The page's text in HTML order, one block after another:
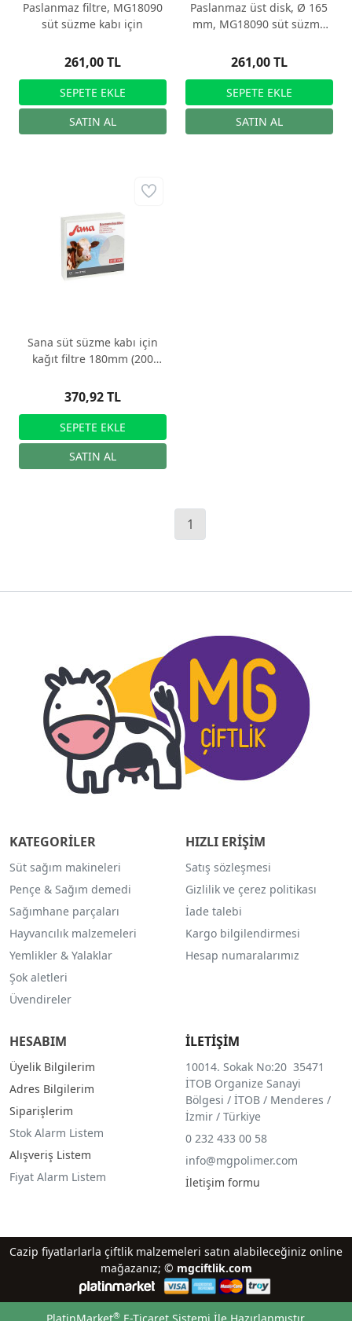
Paslanmaz filtre, MG18090
süt süzme kabı için
261,00 TL
Paslanmaz üst disk, Ø 165
mm, MG18090 süt süzme
261,00 TL
Sana süt süzme kabı için
kağıt filtre 180mm (200
370,92 TL
1
KATEGORİLER
Süt sağım makineleri
Pençe & Sağım demedi
Sağımhane parçaları
Hayvancılık malzemeleri
Yemlikler & Yalaklar
Şok aletleri
Üvendireler
HIZLI ERİŞİM
Satış sözleşmesi
Gizlilik ve çerez politikası
İade talebi
Kargo bilgilendirmesi
Hesap numaralarımız
HESABIM
Üyelik Bilgilerim
Adres Bilgilerim
Siparişlerim
Stok Alarm Listem
Alışveriş Listem
Fiyat Alarm Listem
İLETİŞİM
10014. Sokak No:20 35471
İTOB Organize Sanayi
Bölgesi / İTOB / Menderes /
İzmir / Türkiye
0 232 433 00 58
info@mgpolimer.com
İletişim formu
Cazip fiyatlarlarla çiftlik malzemeleri satın alabileceğiniz online
mağazanız; © mgciftlik.com
®